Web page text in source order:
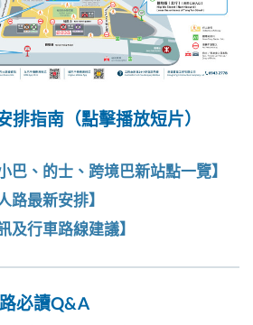
排指南（點擊播放短片）
巴、的士、跨境巴新站點一覽】
路最新安排】
及行車路線建議】
必讀Q&A